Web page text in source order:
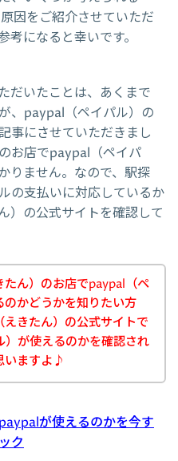
因をご紹介させていただ
考になると幸いです。
だいたことは、あくまで
、paypal（ペイパル）の
事にさせていただきまし
お店でpaypal（ペイパ
りません。なので、駅探
の支払いに対応しているか
）の公式サイトを確認して
たん）のお店でpaypal（ペ
のかどうかを知りたい方
えきたん）の公式サイトで
）が使えるのかを確認され
いますよ♪
が使えるのかを今す
ク